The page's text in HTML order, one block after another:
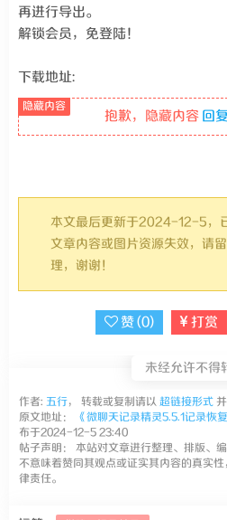
再进行导出。
解锁会员，免登陆！
下载地址:
抱歉，隐藏内容 回复
本文最后更新于2024-12-5，
文章内容或图片资源失效，请
理，谢谢！
赞 (0) 打赏
未经允许不得
作者: 五行， 转载或复制请以 超链接形式
原文地址：
《微聊天记录精灵5.5.1记录恢
布于2024-12-5 23:40
帖子声明： 本站对文章进行整理、排版、
不意味着赞同其观点或证实其内容的真实
律责任。